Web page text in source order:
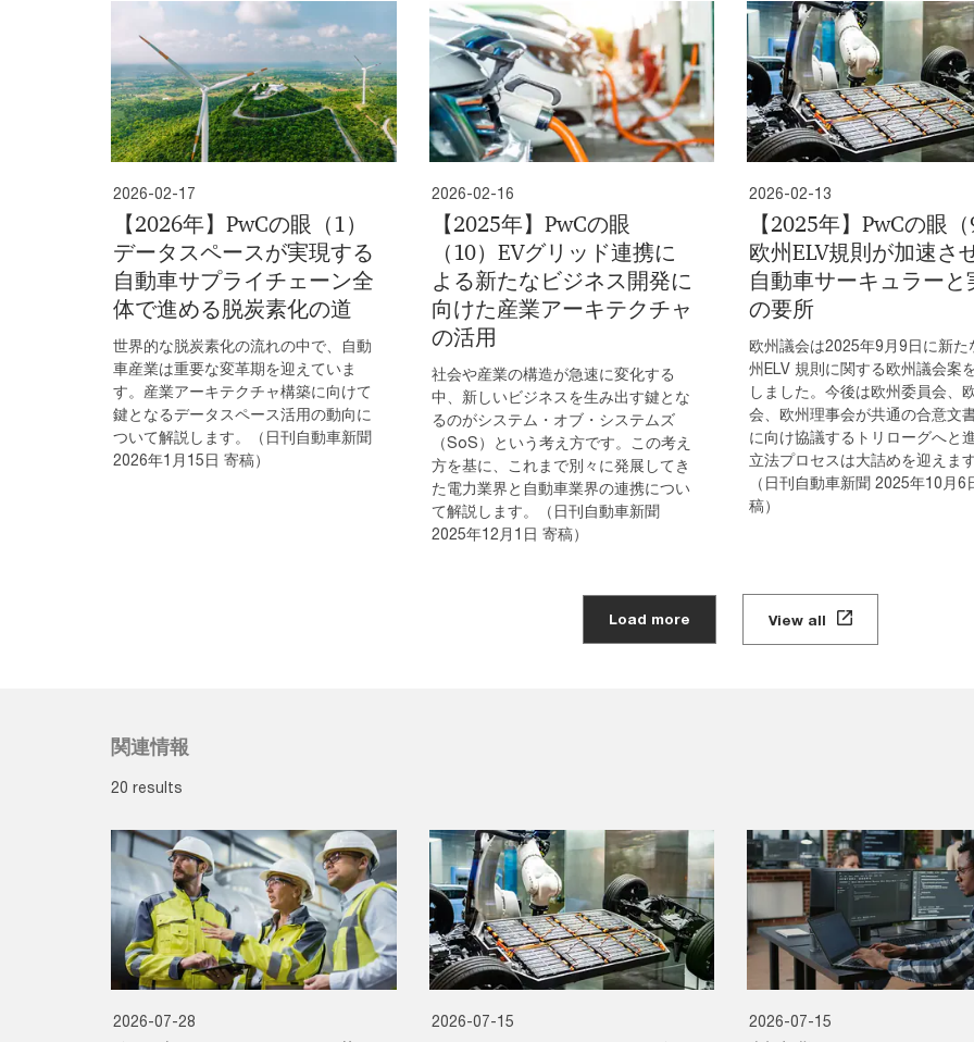
2026-02-17
【2026年】PwCの眼（1）
データスペースが実現する
自動車サプライチェーン全
体で進める脱炭素化の道
世界的な脱炭素化の流れの中で、自動
車産業は重要な変革期を迎えていま
す。産業アーキテクチャ構築に向けて
鍵となるデータスペース活用の動向に
ついて解説します。（日刊自動車新聞
2026年1月15日 寄稿）
2026-02-16
【2025年】PwCの眼
（10）EVグリッド連携に
よる新たなビジネス開発に
向けた産業アーキテクチャ
の活用
社会や産業の構造が急速に変化する
中、新しいビジネスを生み出す鍵とな
るのがシステム・オブ・システムズ
（SoS）という考え方です。この考え
方を基に、これまで別々に発展してき
た電力業界と自動車業界の連携につい
て解説します。（日刊自動車新聞
2025年12月1日 寄稿）
2026-02-13
【2025年】PwCの眼
欧州ELV規則が加速さ
自動車サーキュラーと
の要所
欧州議会は2025年9月9日に新た
州ELV 規則に関する欧州議会案
しました。今後は欧州委員会、
会、欧州理事会が共通の合意文
に向け協議するトリローグへと
立法プロセスは大詰めを迎えま
（日刊自動車新聞 2025年10月6
稿）
Load more View all
関連情報
20 results
2026-07-28 2026-07-15 2026-07-15